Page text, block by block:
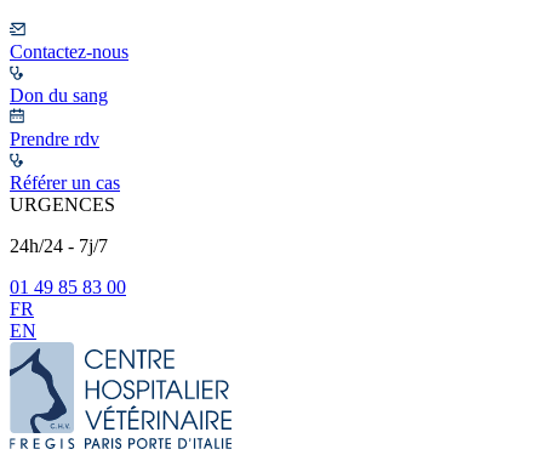
Contactez-nous
Don du sang
Prendre rdv
Référer un cas
URGENCES
24h/24 - 7j/7
01 49 85 83 00
FR
EN